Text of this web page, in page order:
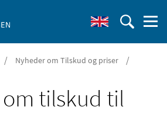
/ Nyheder om Tilskud og priser /
tilskud til